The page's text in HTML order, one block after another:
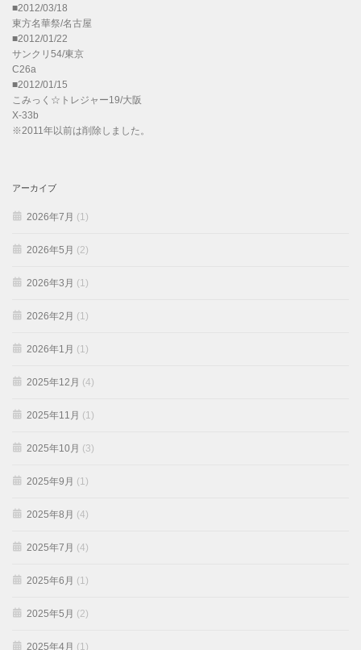
■2012/03/18
東方名華祭/名古屋
■2012/01/22
サンクリ54/東京
C26a
■2012/01/15
こみっく☆トレジャー19/大阪
X-33b
※2011年以前は削除しました。
アーカイブ
2026年7月 (1)
2026年5月 (2)
2026年3月 (1)
2026年2月 (1)
2026年1月 (1)
2025年12月 (4)
2025年11月 (1)
2025年10月 (3)
2025年9月 (1)
2025年8月 (4)
2025年7月 (4)
2025年6月 (1)
2025年5月 (2)
2025年4月 (1)